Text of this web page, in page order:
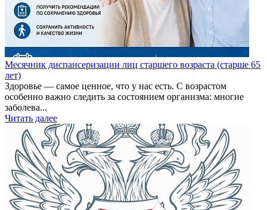
Месячник диспансеризации лиц старшего возраста (старше 65
лет)
Здоровье — самое ценное, что у нас есть. С возрастом
особенно важно следить за состоянием организма: многие
заболева...
Читать далее